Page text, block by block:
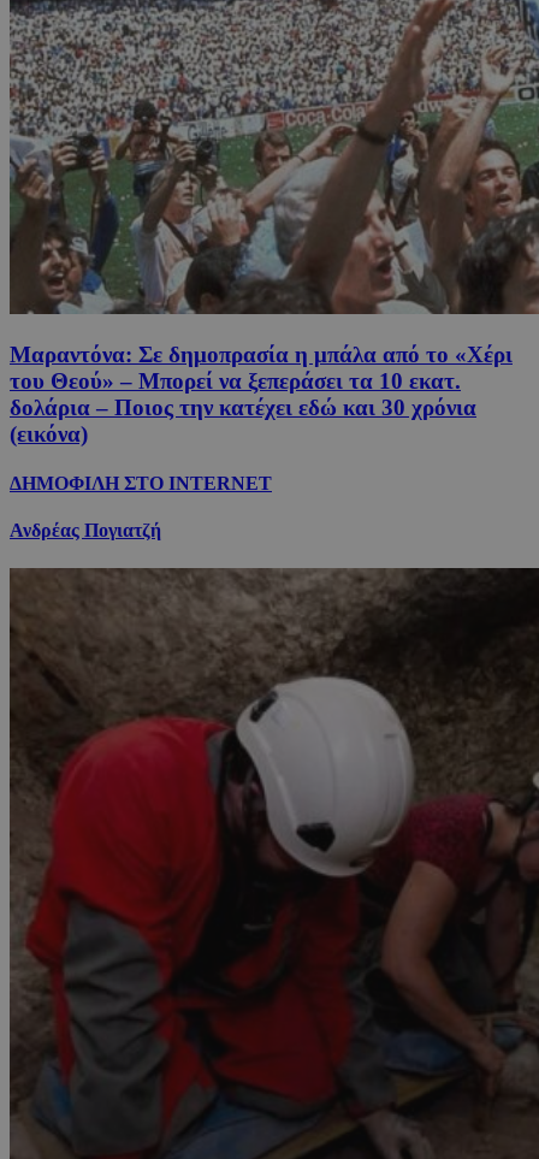
Μαραντόνα: Σε δημοπρασία η μπάλα από το «Χέρι
του Θεού» – Μπορεί να ξεπεράσει τα 10 εκατ.
δολάρια – Ποιος την κατέχει εδώ και 30 χρόνια
(εικόνα)
ΔΗΜΟΦΙΛΗ ΣΤΟ INTERNET
Ανδρέας Πογιατζή